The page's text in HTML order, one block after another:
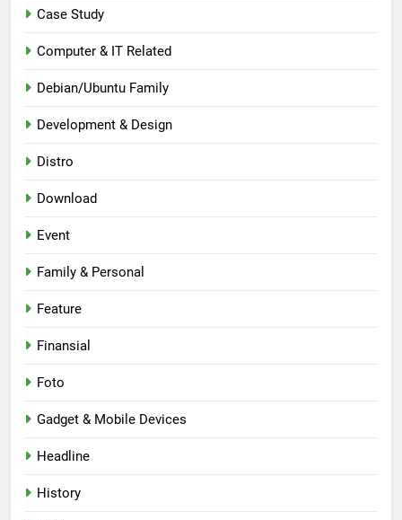
Case Study
Computer & IT Related
Debian/Ubuntu Family
Development & Design
Distro
Download
Event
Family & Personal
Feature
Finansial
Foto
Gadget & Mobile Devices
Headline
History